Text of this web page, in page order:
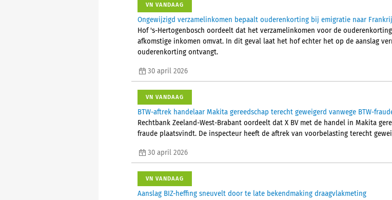
VN VANDAAG
Ongewijzigd verzamelinkomen bepaalt ouderenkorting bij emigratie naar
Hof 's-Hertogenbosch oordeelt dat het verzamelinkomen voor de
afkomstige inkomen omvat. In dit geval laat het hof echter het op de aanslag
ouderenkorting ontvangt.
30 april 2026
VN VANDAAG
BTW-aftrek handelaar Makita gereedschap terecht geweigerd vanwege BTW-
Rechtbank Zeeland-West-Brabant oordeelt dat X BV met de handel in Makita
fraude plaatsvindt. De inspecteur heeft de aftrek van voorbelasting terecht
30 april 2026
VN VANDAAG
Aanslag BIZ-heffing sneuvelt door te late bekendmaking draagvlakmeting